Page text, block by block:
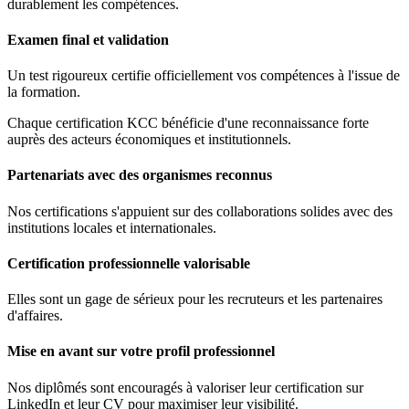
durablement les compétences.
Examen final et validation
Un test rigoureux certifie officiellement vos compétences à l'issue de
la formation.
Chaque certification KCC bénéficie d'une reconnaissance forte
auprès des acteurs économiques et institutionnels.
Partenariats avec des organismes reconnus
Nos certifications s'appuient sur des collaborations solides avec des
institutions locales et internationales.
Certification professionnelle valorisable
Elles sont un gage de sérieux pour les recruteurs et les partenaires
d'affaires.
Mise en avant sur votre profil professionnel
Nos diplômés sont encouragés à valoriser leur certification sur
LinkedIn et leur CV pour maximiser leur visibilité.